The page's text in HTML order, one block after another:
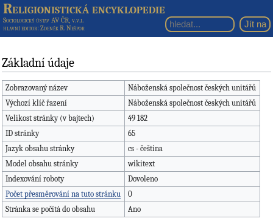
Religionistická encyklopedie
Sociologický ústav AV ČR, v.v.i.
hlavní editor: Zdeněk R. Nešpor
Základní údaje
Zobrazovaný název
Náboženská společnost českých unitářů
Výchozí klíč řazení
Náboženská společnost českých unitářů
Velikost stránky (v bajtech)
49 182
ID stránky
65
Jazyk obsahu stránky
cs - čeština
Model obsahu stránky
wikitext
Indexování roboty
Dovoleno
Počet přesměrování na tuto stránku
0
Stránka se počítá do obsahu
Ano